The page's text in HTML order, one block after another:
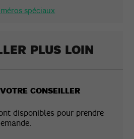
spéciaux
PLUS LOIN
CONSEILLER
disponibles pour prendre